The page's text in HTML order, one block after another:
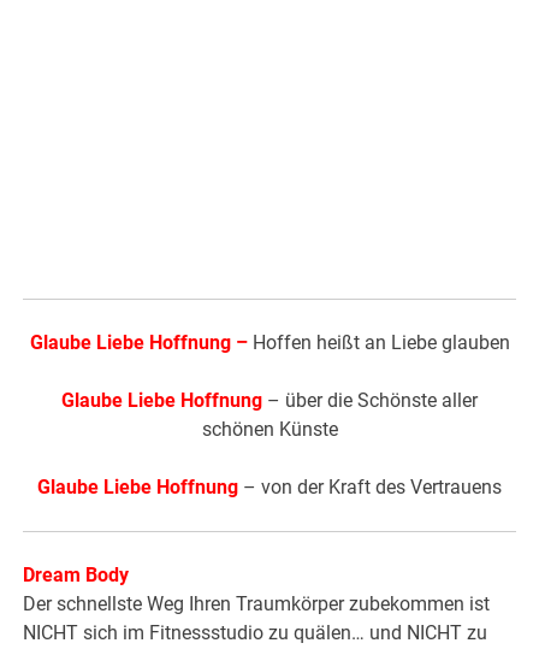
Glaube Liebe Hoffnung–Hoffen heißt an Liebe glauben
Glaube Liebe Hoffnung – über die Schönste aller
schönen Künste
Glaube Liebe Hoffnung – von der Kraft des Vertrauens
Dream Body
Der schnellste Weg Ihren Traumkörper zubekommen ist
NICHT sich im Fitnessstudio zu quälen… und NICHT zu